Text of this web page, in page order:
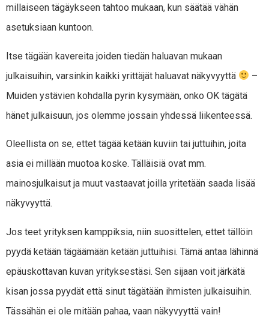
millaiseen tägäykseen tahtoo mukaan, kun säätää vähän
asetuksiaan kuntoon.
Itse tägään kavereita joiden tiedän haluavan mukaan
julkaisuihin, varsinkin kaikki yrittäjät haluavat näkyvyyttä
–
Muiden ystävien kohdalla pyrin kysymään, onko OK tägätä
hänet julkaisuun, jos olemme jossain yhdessä liikenteessä.
Oleellista on se, ettet tägää ketään kuviin tai juttuihin, joita
asia ei millään muotoa koske. Tälläisiä ovat mm.
mainosjulkaisut ja muut vastaavat joilla yritetään saada lisää
näkyvyyttä.
Jos teet yrityksen kamppiksia, niin suosittelen, ettet tällöin
pyydä ketään tägäämään ketään juttuihisi. Tämä antaa lähinnä
epäuskottavan kuvan yrityksestäsi. Sen sijaan voit järkätä
kisan jossa pyydät että sinut tägätään ihmisten julkaisuihin.
Tässähän ei ole mitään pahaa, vaan näkyvyyttä vain!